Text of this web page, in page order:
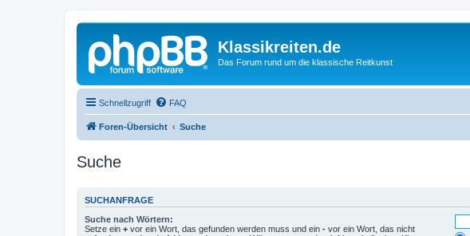
Klassikreiten.de
Das Forum rund um die klassische Reitkunst
Schnellzugriff FAQ
Foren-Übersicht Suche
Suche
SUCHANFRAGE
Suche nach Wörtern:
Setze ein + vor ein Wort, das gefunden werden muss und ein - vor ein Wort, das nicht